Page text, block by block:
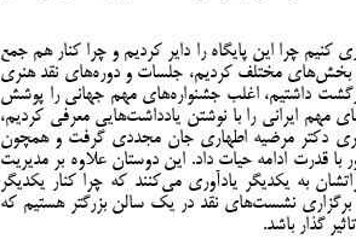
کنیم چرا این پایگاه را دایر کردیم و چرا کنار هم جمع
بخش‌های مختلف کردیم، جلسات و دوره‌های نقد هنری
داشتیم، اغلب جشنواره‌های مهم جهانی را پوشش
ایرانی را با نوشتن یادداشت‌هایی معرفی کردیم،
دبیری دکتر مرضیه اطهاری جان مجددی گرفت و همچون
قدرت ادامه حیات داد. این دوستان علاوه بر مدیریت
به یکدیگر یادآوری می‌کنند که چرا کنار یکدیگر
نشست‌های نقد در یک سالن بزرگتر هستیم که
گذار باشد.